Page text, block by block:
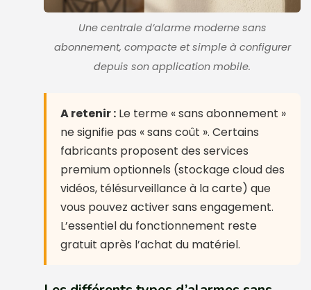
Une centrale d’alarme moderne sans
abonnement, compacte et simple à configurer
depuis son application mobile.
A retenir : Le terme « sans abonnement »
ne signifie pas « sans coût ». Certains
fabricants proposent des services
premium optionnels (stockage cloud des
vidéos, télésurveillance à la carte) que
vous pouvez activer sans engagement.
L’essentiel du fonctionnement reste
gratuit après l’achat du matériel.